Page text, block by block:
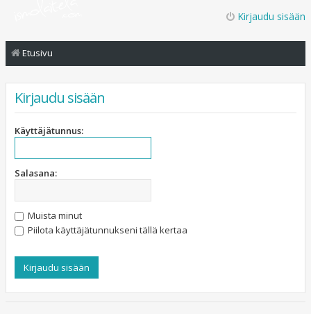
Kirjaudu sisään
Etusivu
Kirjaudu sisään
Käyttäjätunnus:
Salasana:
Muista minut
Piilota käyttäjätunnukseni tällä kertaa